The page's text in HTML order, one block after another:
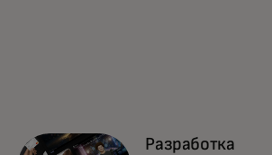
Разработка